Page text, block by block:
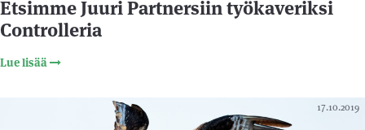
Etsimme Juuri Partnersiin työkaveriksi
Controlleria
Lue lisää
17.10.2019